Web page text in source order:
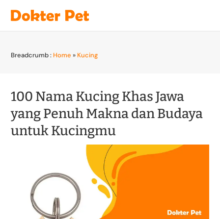
Breadcrumb : Home » Kucing
100 Nama Kucing Khas Jawa
yang Penuh Makna dan Budaya
untuk Kucingmu